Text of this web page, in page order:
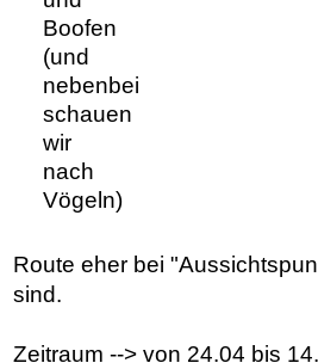
Boofen
(und
nebenbei
schauen
wir
nach
Vögeln)
Route eher bei
sind.
Zeitraum --> von 24.04 bis